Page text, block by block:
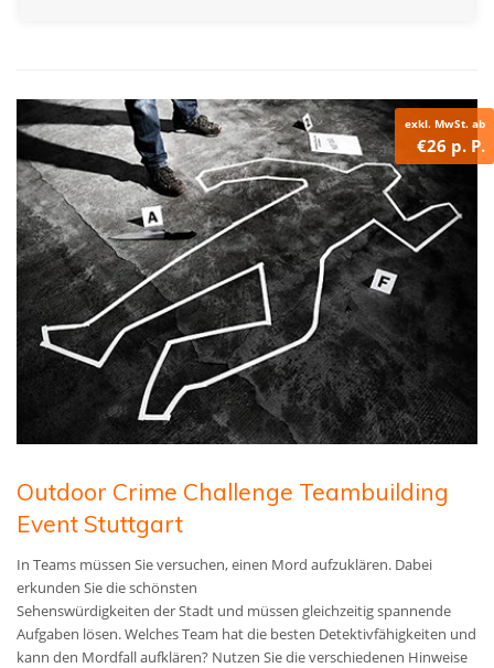
exkl. MwSt. ab
€26 p. P.
Outdoor Crime Challenge Teambuilding
Event Stuttgart
In Teams müssen Sie versuchen, einen Mord aufzuklären. Dabei
erkunden Sie die schönsten
Sehenswürdigkeiten der Stadt und müssen gleichzeitig spannende
Aufgaben lösen. Welches Team hat die besten Detektivfähigkeiten und
kann den Mordfall aufklären? Nutzen Sie die verschiedenen Hinweise